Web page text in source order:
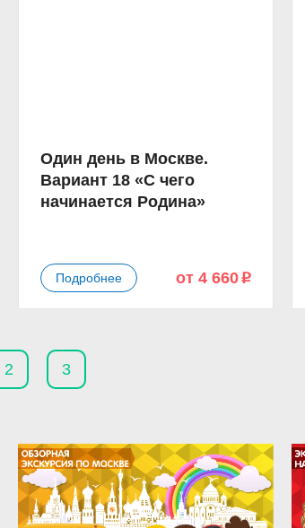
Один день в Москве.
Вариант 18 «С чего
начинается Родина»
Подробнее от 4 660p
2 3